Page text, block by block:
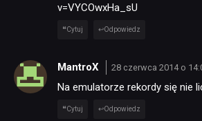
v=VYCOwxHa_sU
Cytuj Odpowiedz
MantroX 28 czerwca 2014 o
Na emulatorze rekordy się nie
Cytuj Odpowiedz